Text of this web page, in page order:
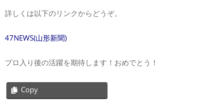
詳しくは以下のリンクからどうぞ。
47NEWS(山形新聞)
プロ入り後の活躍を期待します！おめでとう！
Copy